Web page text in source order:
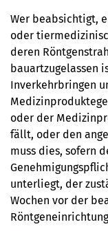
Wer beabsichtigt,
oder
deren
bauartzugelassen
Inverkehrbringen
oder der
fällt, oder den
muss dies, sofern
unterliegt, der
Wochen vor der